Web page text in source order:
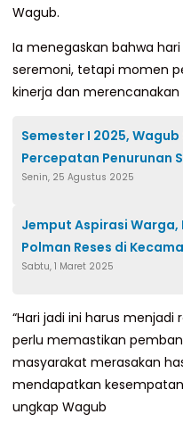
Wagub.
Ia menegaskan bahwa
seremoni, tetapi momen
kinerja dan
Semester I 2025,
Percepatan Penurunan
Senin, 25 Agustus 2025
Jemput Aspirasi Warga,
Polman Reses di
Sabtu, 1 Maret 2025
“Hari jadi ini harus menjadi
perlu memastikan
masyarakat merasakan
mendapatkan
ungkap Wagub